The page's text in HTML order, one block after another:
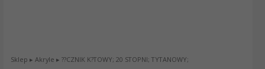
Sklep ▸Akryle ▸ ??CZNIK K?TOWY; 20 STOPNI; TYTANOWY;